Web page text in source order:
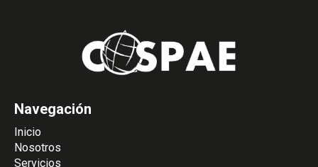
Navegación
Inicio
Nosotros
Servicios